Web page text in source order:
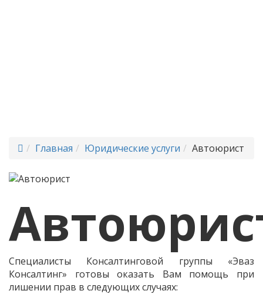
Главная Юридические услуги Автоюрист
Специалисты Консалтинговой группы «Эваз
Консалтинг» готовы оказать Вам помощь при
лишении прав в следующих случаях: